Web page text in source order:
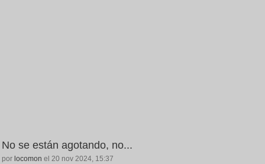
No se están agotando, no...
por locomon el 20 nov 2024, 15:37